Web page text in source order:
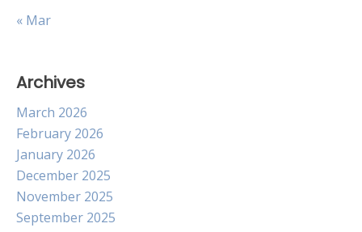
« Mar
Archives
March 2026
February 2026
January 2026
December 2025
November 2025
September 2025